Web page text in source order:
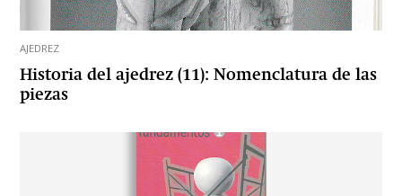
AJEDREZ
Historia del ajedrez (11): Nomenclatura de las
piezas